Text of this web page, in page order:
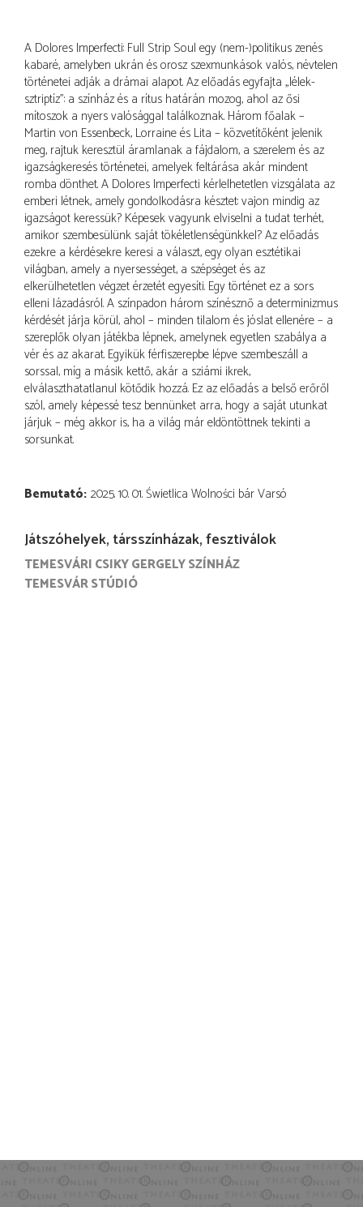
A Dolores Imperfecti: Full Strip Soul egy (nem-)politikus zenés
kabaré, amelyben ukrán és orosz szexmunkások valós, névtelen
történetei adják a drámai alapot. Az előadás egyfajta „lélek-
sztriptíz”: a színház és a rítus határán mozog, ahol az ősi
mítoszok a nyers valósággal találkoznak. Három főalak –
Martin von Essenbeck, Lorraine és Lita – közvetítőként jelenik
meg, rajtuk keresztül áramlanak a fájdalom, a szerelem és az
igazságkeresés történetei, amelyek feltárása akár mindent
romba dönthet. A Dolores Imperfecti kérlelhetetlen vizsgálata az
emberi létnek, amely gondolkodásra késztet: vajon mindig az
igazságot keressük? Képesek vagyunk elviselni a tudat terhét,
amikor szembesülünk saját tökéletlenségünkkel? Az előadás
ezekre a kérdésekre keresi a választ, egy olyan esztétikai
világban, amely a nyersességet, a szépséget és az
elkerülhetetlen végzet érzetét egyesíti. Egy történet ez a sors
elleni lázadásról. A színpadon három színésznő a determinizmus
kérdését járja körül, ahol – minden tilalom és jóslat ellenére – a
szereplők olyan játékba lépnek, amelynek egyetlen szabálya a
vér és az akarat. Egyikük férfiszerepbe lépve szembeszáll a
sorssal, míg a másik kettő, akár a sziámi ikrek,
elválaszthatatlanul kötődik hozzá. Ez az előadás a belső erőről
szól, amely képessé tesz bennünket arra, hogy a saját utunkat
járjuk – még akkor is, ha a világ már eldöntöttnek tekinti a
sorsunkat.
Bemutató 2025. 10. 01. Świetlica Wolności bár Varsó
Játszóhelyek, társszínházak, fesztiválok
TEMESVÁRI CSIKY GERGELY SZÍNHÁZ
TEMESVÁR STÚDIÓ